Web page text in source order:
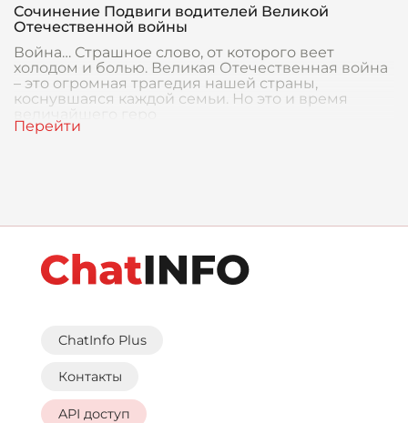
Сочинение Подвиги водителей Великой
Отечественной войны
Война… Страшное слово, от которого веет
холодом и болью. Великая Отечественная война
– это огромная трагедия нашей страны,
коснувшаяся каждой семьи. Но это и время
ChatInfo Plus
Контакты
API доступ